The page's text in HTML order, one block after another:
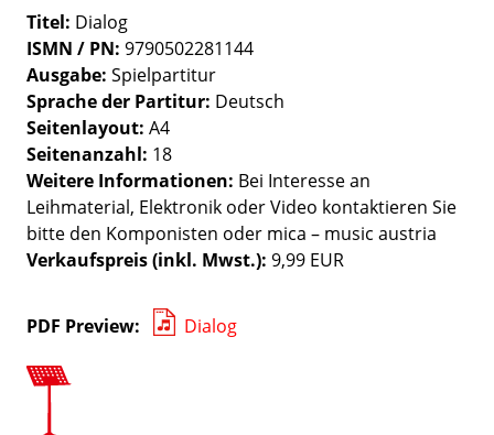
Titel: Dialog
ISMN / PN: 9790502281144
Ausgabe: Spielpartitur
Sprache der Partitur: Deutsch
Seitenlayout: A4
Seitenanzahl: 18
Weitere Informationen: Bei Interesse an
Leihmaterial, Elektronik oder Video kontaktieren Sie
bitte den Komponisten oder mica – music austria
Verkaufspreis (inkl. Mwst.): 9,99 EUR
PDF Preview Dialog